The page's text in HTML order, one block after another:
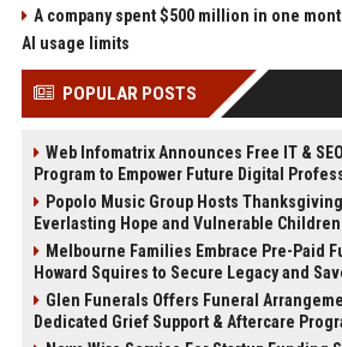
A company spent $500 million in one
AI usage limits
POPULAR POSTS
Web Infomatrix Announces Free IT &
Program to Empower Future Digital
Popolo Music Group Hosts
Everlasting Hope and Vulnerable
Melbourne Families Embrace Pre-Paid
Howard Squires to Secure Legacy and
Glen Funerals Offers Funeral
Dedicated Grief Support & Aftercare